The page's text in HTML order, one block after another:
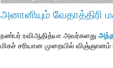
அனானியும் வேதாத்திரி
நண்பர் ரவிஆதித்யா அவர்களது அந்த
மிகச் சரியான முறையில்